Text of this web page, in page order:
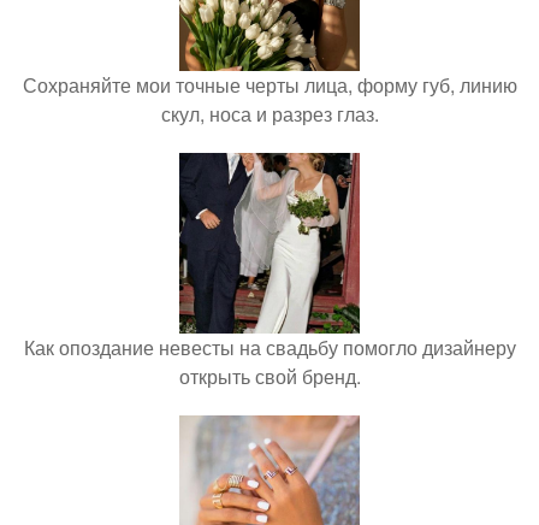
Сохраняйте мои точные черты лица, форму губ, линию
скул, носа и разрез глаз.
Как опоздание невесты на свадьбу помогло дизайнеру
открыть свой бренд.